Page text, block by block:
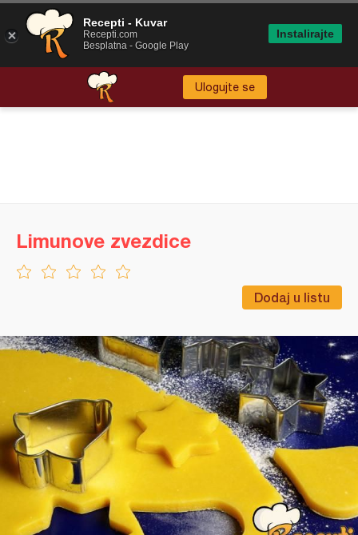
Ulogujte se
Dodaj u listu
Limunove zvezdice
Recepti - Kuvar
Recepti.com
Besplatna - Google Play
Instalirajte